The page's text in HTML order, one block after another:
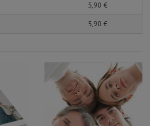
5,90 €
5,90 €